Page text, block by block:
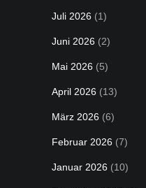
Juli 2026 (1)
Juni 2026 (2)
Mai 2026 (5)
April 2026 (13)
März 2026 (6)
Februar 2026 (7)
Januar 2026 (10)